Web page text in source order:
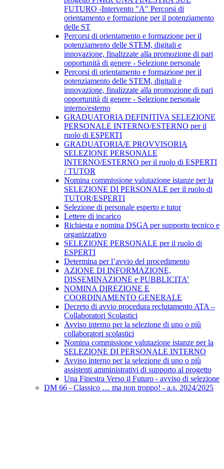
FUTURO -Intervento "A" Percorsi di
orientamento e formazione per il potenziamento
delle ST
Percorsi di orientamento e formazione per il
potenziamento delle STEM, digitali e
innovazione, finalizzate alla promozione di pari
opportunità di genere - Selezione personale
Percorsi di orientamento e formazione per il
potenziamento delle STEM, digitali e
innovazione, finalizzate alla promozione di pari
opportunità di genere - Selezione personale
interno/esterno
GRADUATORIA DEFINITIVA SELEZIONE
PERSONALE INTERNO/ESTERNO per il
ruolo di ESPERTI
GRADUATORIA/E PROVVISORIA
SELEZIONE PERSONALE
INTERNO/ESTERNO per il ruolo di ESPERTI
/ TUTOR
Nomina commissione valutazione istanze per la
SELEZIONE DI PERSONALE per il ruolo di
TUTOR/ESPERTI
Selezione di personale esperto e tutor
Lettere di incarico
Richiesta e nomina DSGA per supporto tecnico e
organizzativo
SELEZIONE PERSONALE per il ruolo di
ESPERTI
Determina per l’avvio del procedimento
AZIONE DI INFORMAZIONE,
DISSEMINAZIONE e PUBBLICITA’
NOMINA DIREZIONE E
COORDINAMENTO GENERALE
Decreto di avvio procedura reclutamento ATA –
Collaboratori Scolastici
Avviso interno per la selezione di uno o più
collaboratori scolastici
Nomina commissione valutazione istanze per la
SELEZIONE DI PERSONALE INTERNO
Avviso interno per la selezione di uno o più
assistenti amministrativi di supporto al progetto
Una Finestra Verso il Futuro - avviso di selezione
DM 66 - Classico … ma non troppo! - a.s. 2024/2025